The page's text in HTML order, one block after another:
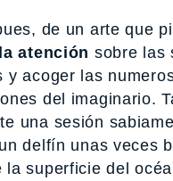
de un arte que
atención sobre las
y acoger las
del imaginario.
una sesión
delfín unas veces
la superficie del